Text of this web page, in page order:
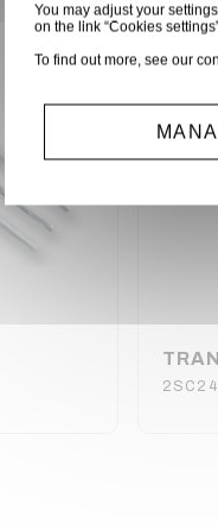
You may adjust your
on the link “Cookies
To find out more, see our